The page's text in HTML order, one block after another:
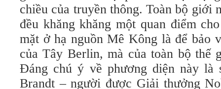
chiều của truyền thông. Toàn bộ giới
đều khăng khăng một quan điểm
mặt ở hạ nguồn Mê Kông là để bảo
của Tây Berlin, mà của toàn bộ thế
Đáng chú ý về phương diện này
Brandt – người được Giải thưởng